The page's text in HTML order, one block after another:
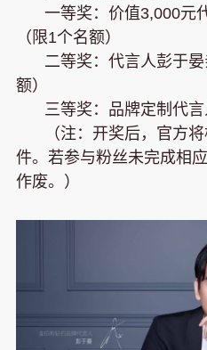
一等奖：价值3,000元
（限1个名额）
二等奖：代言人彭于
额）
三等奖：品牌定制代言
（注：开奖后，官方
件。若参与粉丝未完成相
作废。）